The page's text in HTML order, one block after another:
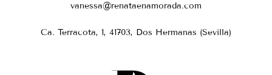
vanessa@renataenamorada.com
Ca. Terracota, 1, 41703, Dos Hermanas (Sevilla)